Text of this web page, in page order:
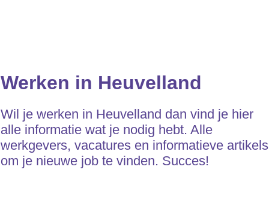
Werken in Heuvelland
Wil je werken in Heuvelland dan vind je hier
alle informatie wat je nodig hebt. Alle
werkgevers, vacatures en informatieve artikels
om je nieuwe job te vinden. Succes!